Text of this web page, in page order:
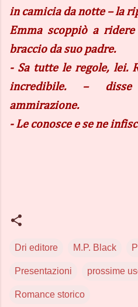
in camicia da notte – la
Emma scoppiò a
braccio da suo padre.
- Sa tutte le regole, lei.
incredibile. –
ammirazione.
- Le conosce e se ne
Dri editore M.P. Black
Presentazioni prossime
Romance storico